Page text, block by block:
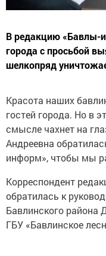
В редакцию «Бавлы-
города с просьбой
шелкопряд
Красота наших
гостей города. Но в
смысле чахнет на
Андреевна
информ», чтобы мы
Корреспондент
обратилась к
Бавлинского района
ГБУ «Бавлинское